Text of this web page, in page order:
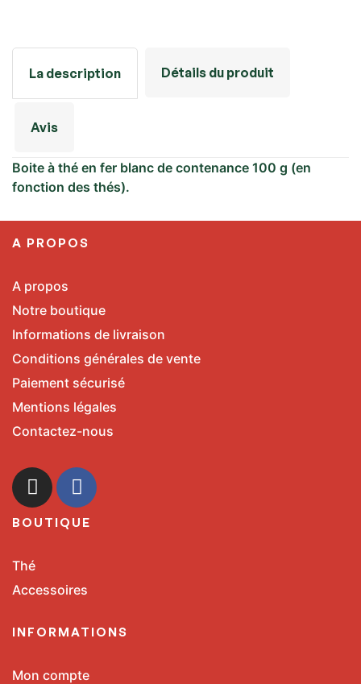
La description Détails du produit
Avis
Boite à thé en fer blanc de contenance 100 g (en
fonction des thés).
A PROPOS
A propos
Notre boutique
Informations de livraison
Conditions générales de vente
Paiement sécurisé
Mentions légales
Contactez-nous
BOUTIQUE
Thé
Accessoires
INFORMATIONS
Mon compte